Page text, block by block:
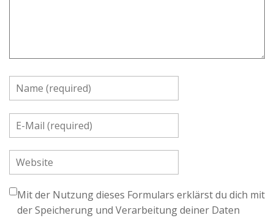
Mit der Nutzung dieses Formulars erklärst du dich mit
der Speicherung und Verarbeitung deiner Daten